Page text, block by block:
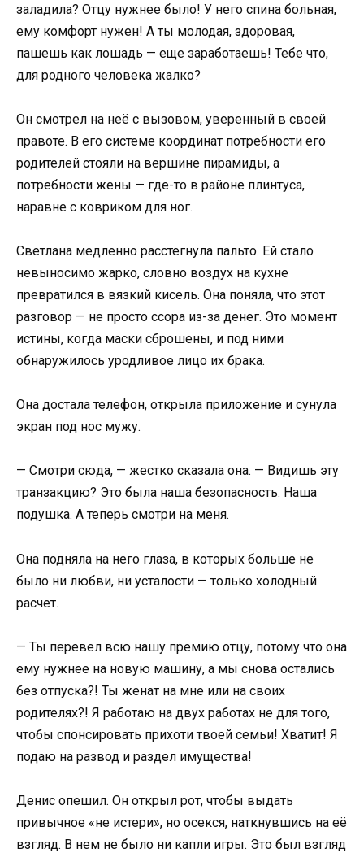
заладила? Отцу нужнее было! У него спина больная,
ему комфорт нужен! А ты молодая, здоровая,
пашешь как лошадь — еще заработаешь! Тебе что,
для родного человека жалко?
Он смотрел на неё с вызовом, уверенный в своей
правоте. В его системе координат потребности его
родителей стояли на вершине пирамиды, а
потребности жены — где-то в районе плинтуса,
наравне с ковриком для ног.
Светлана медленно расстегнула пальто. Ей стало
невыносимо жарко, словно воздух на кухне
превратился в вязкий кисель. Она поняла, что этот
разговор — не просто ссора из-за денег. Это момент
истины, когда маски сброшены, и под ними
обнаружилось уродливое лицо их брака.
Она достала телефон, открыла приложение и сунула
экран под нос мужу.
— Смотри сюда, — жестко сказала она. — Видишь эту
транзакцию? Это была наша безопасность. Наша
подушка. А теперь смотри на меня.
Она подняла на него глаза, в которых больше не
было ни любви, ни усталости — только холодный
расчет.
— Ты перевел всю нашу премию отцу, потому что она
ему нужнее на новую машину, а мы снова остались
без отпуска?! Ты женат на мне или на своих
родителях?! Я работаю на двух работах не для того,
чтобы спонсировать прихоти твоей семьи! Хватит! Я
подаю на развод и раздел имущества!
Денис опешил. Он открыл рот, чтобы выдать
привычное «не истери», но осекся, наткнувшись на её
взгляд. В нем не было ни капли игры. Это был взгляд